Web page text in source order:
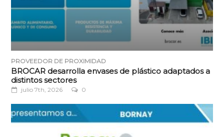
PROVEEDOR DE PROXIMIDAD
BROCAR desarrolla envases de plástico adaptados a
distintos sectores
julio 7th, 2026 0